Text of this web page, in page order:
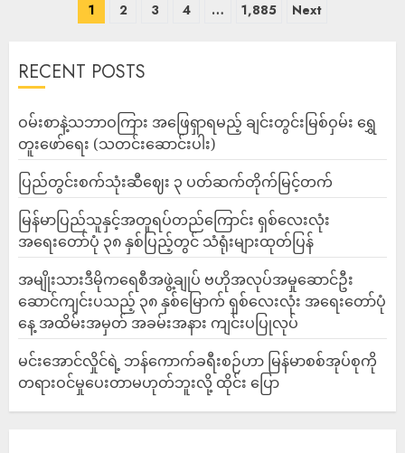
1 2 3 4 … 1,885 Next
RECENT POSTS
ဝမ်းစာနဲ့သဘာဝကြား အဖြေရှာရမည့် ချင်းတွင်းမြစ်ဝှမ်း ရွှေ
တူးဖော်ရေး (သတင်းဆောင်းပါး)
ပြည်တွင်းစက်သုံးဆီဈေး ၃ ပတ်ဆက်တိုက်မြင့်တက်
မြန်မာပြည်သူနှင့်အတူရပ်တည်ကြောင်း ရှစ်လေးလုံး
အရေးတော်ပုံ ၃၈ နှစ်ပြည့်တွင် သံရုံးများထုတ်ပြန်
အမျိုးသားဒီမိုကရေစီအဖွဲ့ချုပ် ဗဟိုအလုပ်အမှုဆောင်ဦး
ဆောင်ကျင်းပသည့် ၃၈ နှစ်မြောက် ရှစ်လေးလုံး အရေးတော်ပုံ
နေ့ အထိမ်းအမှတ် အခမ်းအနား ကျင်းပပြုလုပ်
မင်းအောင်လှိုင်ရဲ့ ဘန်ကောက်ခရီးစဉ်ဟာ မြန်မာစစ်အုပ်စုကို
တရားဝင်မှုပေးတာမဟုတ်ဘူးလို့ ထိုင်း ပြော